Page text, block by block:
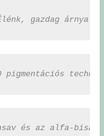
Élénk, gazdag
4D pigmentációs
és az alfa-